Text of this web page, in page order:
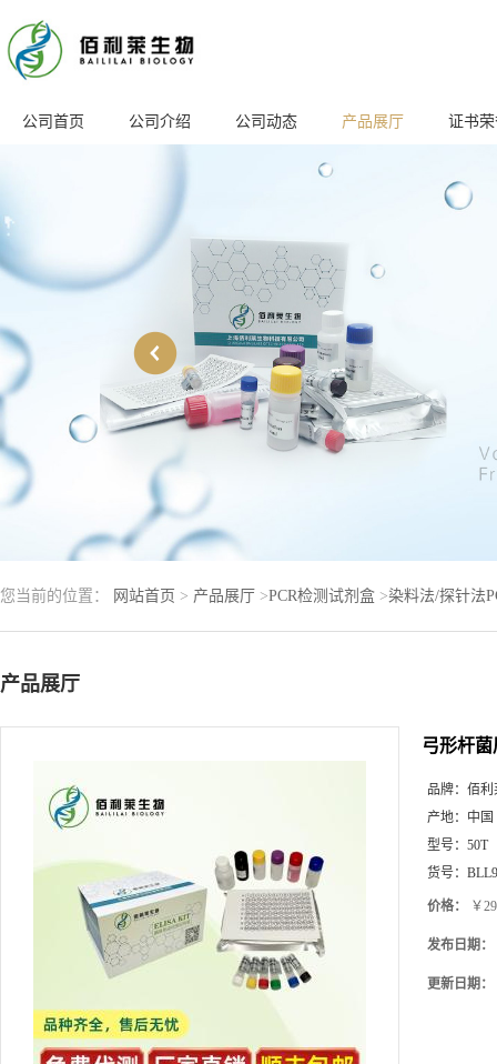
公司首页 公司介绍 公司动态 产品展厅 证书
您当前的位置： 网站首页 > 产品展厅 >PCR检测试剂盒 >染料法/探针法
产品展厅
弓形杆
品牌： 佰利
产地： 中国
型号： 50T
货号：
价格： ￥
发布日期：
更新日期：